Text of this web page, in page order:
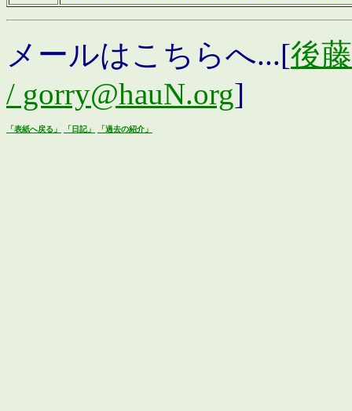
メールはこちらへ...[後
/ gorry@hauN.org]
「表紙へ戻る」 「日記」 「過去の紹介」